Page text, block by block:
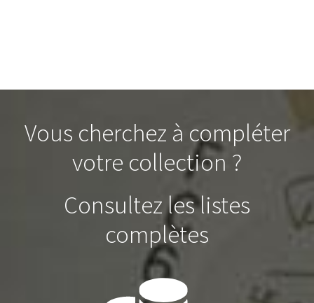
Vous cherchez à compléter
votre collection ?
Consultez les listes
complètes